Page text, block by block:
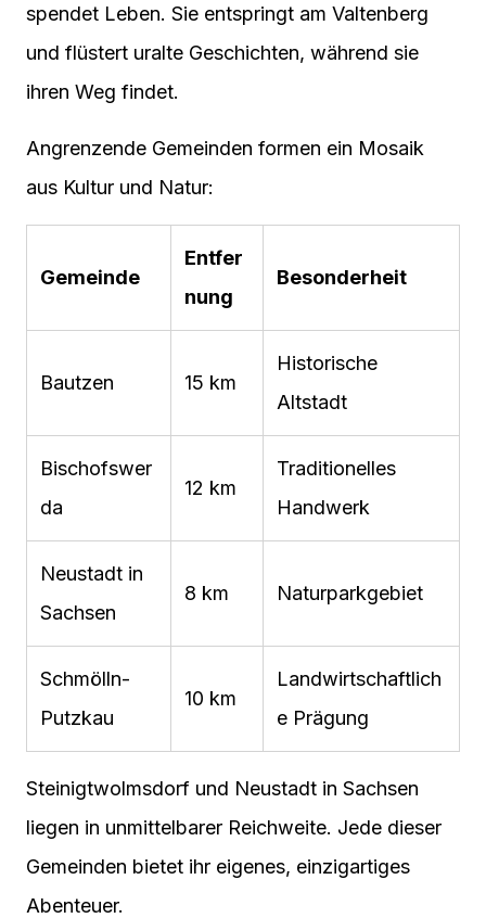
spendet Leben. Sie entspringt am Valtenberg
und flüstert uralte Geschichten, während sie
ihren Weg findet.
Angrenzende Gemeinden formen ein Mosaik
aus Kultur und Natur:
Gemeinde
Entfer
nung
Besonderheit
Bautzen 15 km
Historische
Altstadt
Bischofswer
da
12 km
Traditionelles
Handwerk
Neustadt in
Sachsen
8 km Naturparkgebiet
Schmölln-
Putzkau
10 km
Landwirtschaftlich
e Prägung
Steinigtwolmsdorf und Neustadt in Sachsen
liegen in unmittelbarer Reichweite. Jede dieser
Gemeinden bietet ihr eigenes, einzigartiges
Abenteuer.